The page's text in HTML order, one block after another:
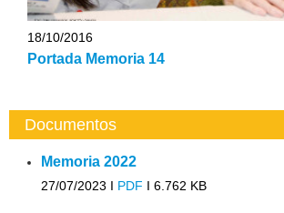
18/10/2016
Portada Memoria 14
Documentos
Memoria 2022
27/07/2023 I PDF I 6.762 KB